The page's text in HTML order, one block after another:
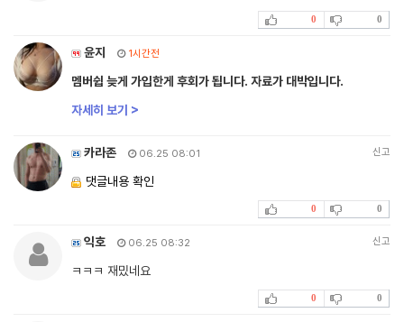
0 0
윤지 1시간전
멤버쉽 늦게 가입한게 후회가 됩니다. 자료가 대박입니다.
자세히 보기 >
카라존 06.25 08:01 신고
댓글내용 확인
0 0
익호 06.25 08:32 신고
ㅋㅋㅋ 재밌네요
0 0